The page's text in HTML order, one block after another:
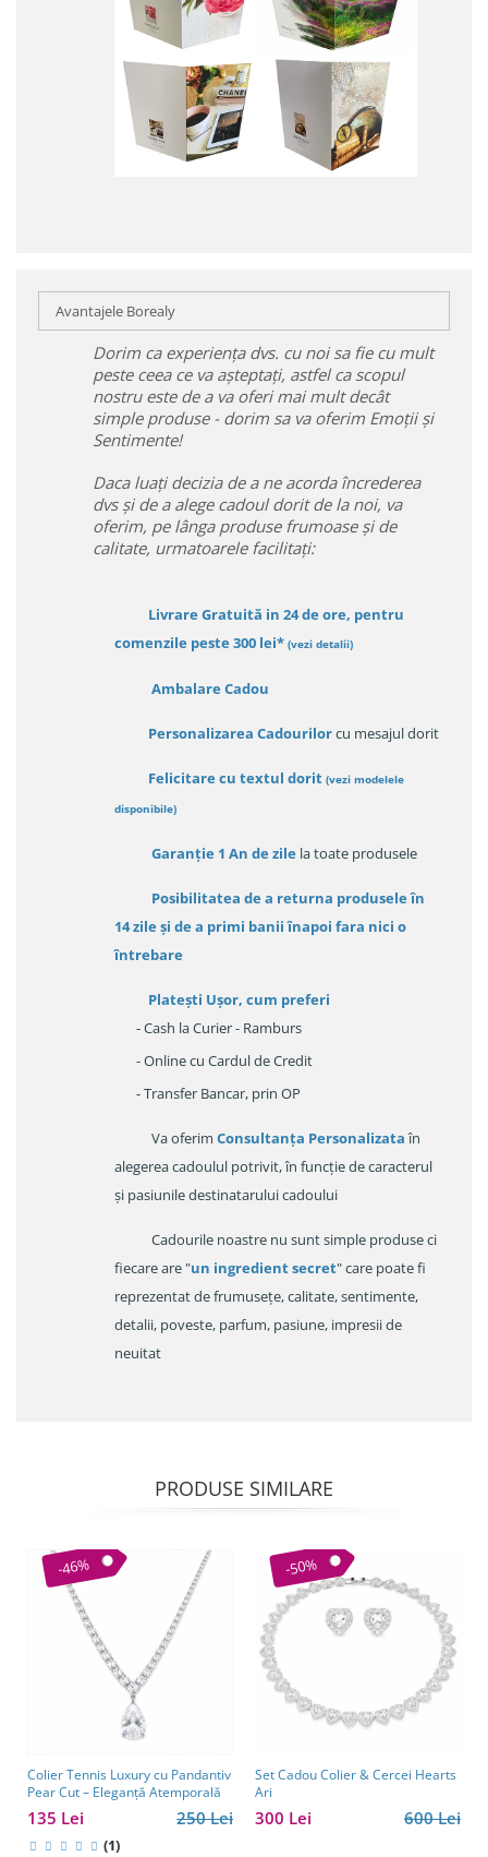
Avantajele Borealy
Dorim ca experiența dvs. cu noi sa fie cu mult
peste ceea ce va așteptați, astfel ca scopul
nostru este de a va oferi mai mult decât
simple produse - dorim sa va oferim Emoții și
Sentimente!
Daca luați decizia de a ne acorda încrederea
dvs și de a alege cadoul dorit de la noi, va
oferim, pe lânga produse frumoase și de
calitate, urmatoarele facilitați:
Livrare Gratuită in 24 de ore, pentru
comenzile peste 300 lei* (vezi detalii)
Ambalare Cadou
Personalizarea Cadourilorcu mesajul dorit
Felicitare cu textul dorit (vezi modelele
disponibile)
Garanție 1 An de zile la toate produsele
Posibilitatea de a returna produsele în
14 zileși de a primi banii înapoi fara nici o
întrebare
Platești Ușor, cum preferi
- Cash la Curier - Ramburs
- Online cu Cardul de Credit
- Transfer Bancar, prin OP
Va oferim Consultanța Personalizataîn
alegerea cadoulul potrivit, în funcție de caracterul
și pasiunile destinatarului cadoului
Cadourile noastre nu sunt simple produse ci
fiecare are "un ingredient secret" care poate fi
reprezentat de frumusețe, calitate, sentimente,
detalii, poveste, parfum, pasiune, impresii de
neuitat
PRODUSE SIMILARE
-46%
Colier Tennis Luxury cu Pandantiv
Pear Cut – Eleganță Atemporală
250 Lei
135 Lei
(1)
-50%
Set Cadou Colier & Cercei Hearts
Ari
600 Lei
300 Lei